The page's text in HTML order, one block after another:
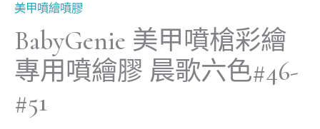
美甲噴繪噴膠
BabyGenie 美甲噴槍彩繪
專用噴繪膠 晨歌六色#46-
#51